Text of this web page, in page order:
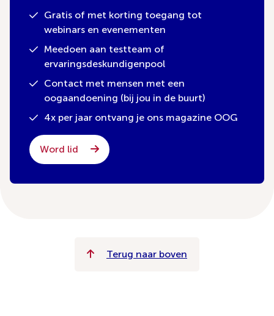
Gratis of met korting toegang tot
webinars en evenementen
Meedoen aan testteam of
ervaringsdeskundigenpool
Contact met mensen met een
oogaandoening (bij jou in de buurt)
4x per jaar ontvang je ons magazine OOG
Word lid
Terug naar boven